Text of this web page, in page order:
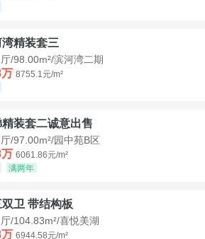
精装套三
/98.00m²/滨河湾二期
8755.1元/m²
精装套二诚意出售
/97.00m²/园中苑B区
6061.86元/m²
满两年
卫 带结构板
/104.83m²/喜悦美湖
6944.58元/m²